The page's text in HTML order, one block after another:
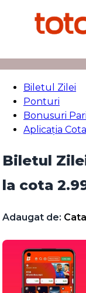
Biletul Zilei
Ponturi
Bonusuri
Aplicația
Biletul
la cota
Adaugat de: